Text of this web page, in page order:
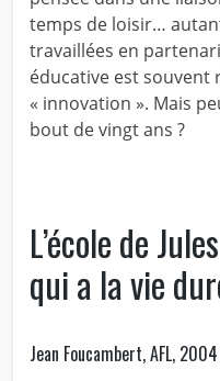
temps de loisir…
travaillées en
éducative est souvent
« innovation ». Mais
bout de vingt ans ?
L’école de
qui a la vie
Jean Foucambert, AFL,